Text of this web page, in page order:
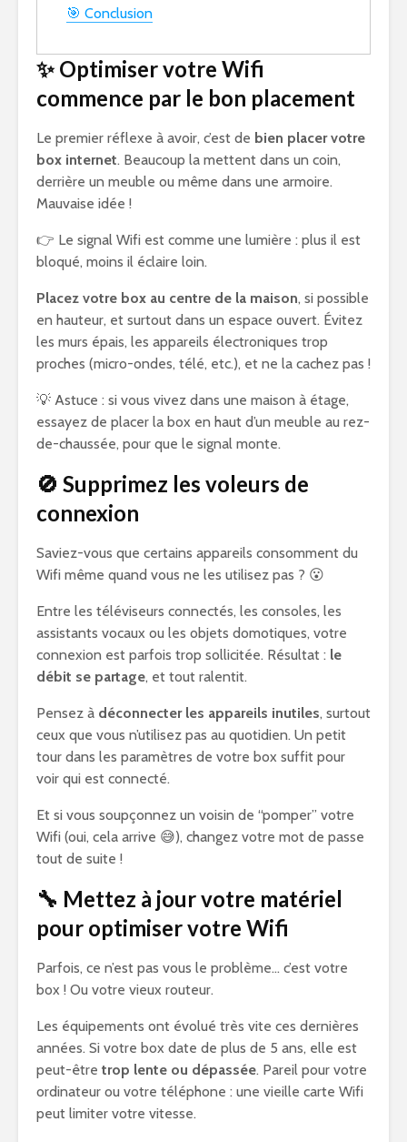
🎯 Conclusion
✨ Optimiser votre Wifi
commence par le bon placement
Le premier réflexe à avoir, c’est de bien placer votre
box internet. Beaucoup la mettent dans un coin,
derrière un meuble ou même dans une armoire.
Mauvaise idée !
👉 Le signal Wifi est comme une lumière : plus il est
bloqué, moins il éclaire loin.
Placez votre box au centre de la maison, si possible
en hauteur, et surtout dans un espace ouvert. Évitez
les murs épais, les appareils électroniques trop
proches (micro-ondes, télé, etc.), et ne la cachez pas !
💡 Astuce : si vous vivez dans une maison à étage,
essayez de placer la box en haut d’un meuble au rez-
de-chaussée, pour que le signal monte.
🚫 Supprimez les voleurs de
connexion
Saviez-vous que certains appareils consomment du
Wifi même quand vous ne les utilisez pas ? 😮
Entre les téléviseurs connectés, les consoles, les
assistants vocaux ou les objets domotiques, votre
connexion est parfois trop sollicitée. Résultat : le
débit se partage, et tout ralentit.
Pensez à déconnecter les appareils inutiles, surtout
ceux que vous n’utilisez pas au quotidien. Un petit
tour dans les paramètres de votre box suffit pour
voir qui est connecté.
Et si vous soupçonnez un voisin de “pomper” votre
Wifi (oui, cela arrive 😅), changez votre mot de passe
tout de suite !
🔧 Mettez à jour votre matériel
pour optimiser votre Wifi
Parfois, ce n’est pas vous le problème… c’est votre
box ! Ou votre vieux routeur.
Les équipements ont évolué très vite ces dernières
années. Si votre box date de plus de 5 ans, elle est
peut-être trop lente ou dépassée. Pareil pour votre
ordinateur ou votre téléphone : une vieille carte Wifi
peut limiter votre vitesse.